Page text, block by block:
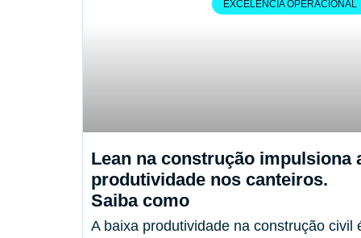
EXCELÊNCIA OPERACIONAL
Lean na construção impulsiona
produtividade nos canteiros.
Saiba como
A baixa produtividade na construção civil